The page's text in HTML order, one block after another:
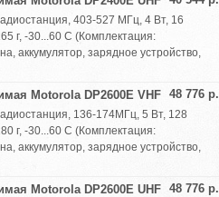
403-527 МГц, 4 Вт, 16
г, -30...60 С (Комплектация:
аккумулятор, зарядное устройство,
48 776 р.
Motorola DP2600E VHF
136-174МГц, 5 Вт, 128
г, -30...60 С (Комплектация:
аккумулятор, зарядное устройство,
48 776 р.
Motorola DP2600E UHF